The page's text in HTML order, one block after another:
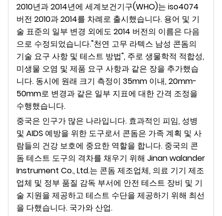
2010년과 2014년에 세계보건기구(WHO)는 iso4074
버전 2010과 2014를 차례로 출시했습니다. 용어 및 기
술 표준의 일부 변경 외에도 2014 버전의 이름은 다음
으로 수정되었습니다."천연 고무 라텍스 남성 콘돔의
기술 요구 사항 및 테스트 방법", 주로 생물학적 적합성,
미생물 오염 및 제품 요구 사항과 같은 장을 추가했습
니다. 동시에 원래 크기 측정이 35mm 이내, 20mm-
50mm로 변경과 같은 일부 지표에 대한 간격 조정을
수행했습니다.
중국은 인구가 많은 나라입니다. 효과적인 피임, 성병
및 AIDS 예방을 위한 도구로서 콘돔은 가족 계획 및 사
람들의 건강 보호에 중요한 역할을 합니다. 중국의 콘
돔 테스트 도구의 격차를 채우기 위해 Jinan walander
Instrument Co., Ltd.는 콘돔 제조업체, 의료 기기 제조
업체 및 정부 품질 감독 부서에 안전 테스트 장비 및 기
술 지원을 제공하고 테스트 수단을 제공하기 위해 최선
을 다했습니다. 국가와 산업.